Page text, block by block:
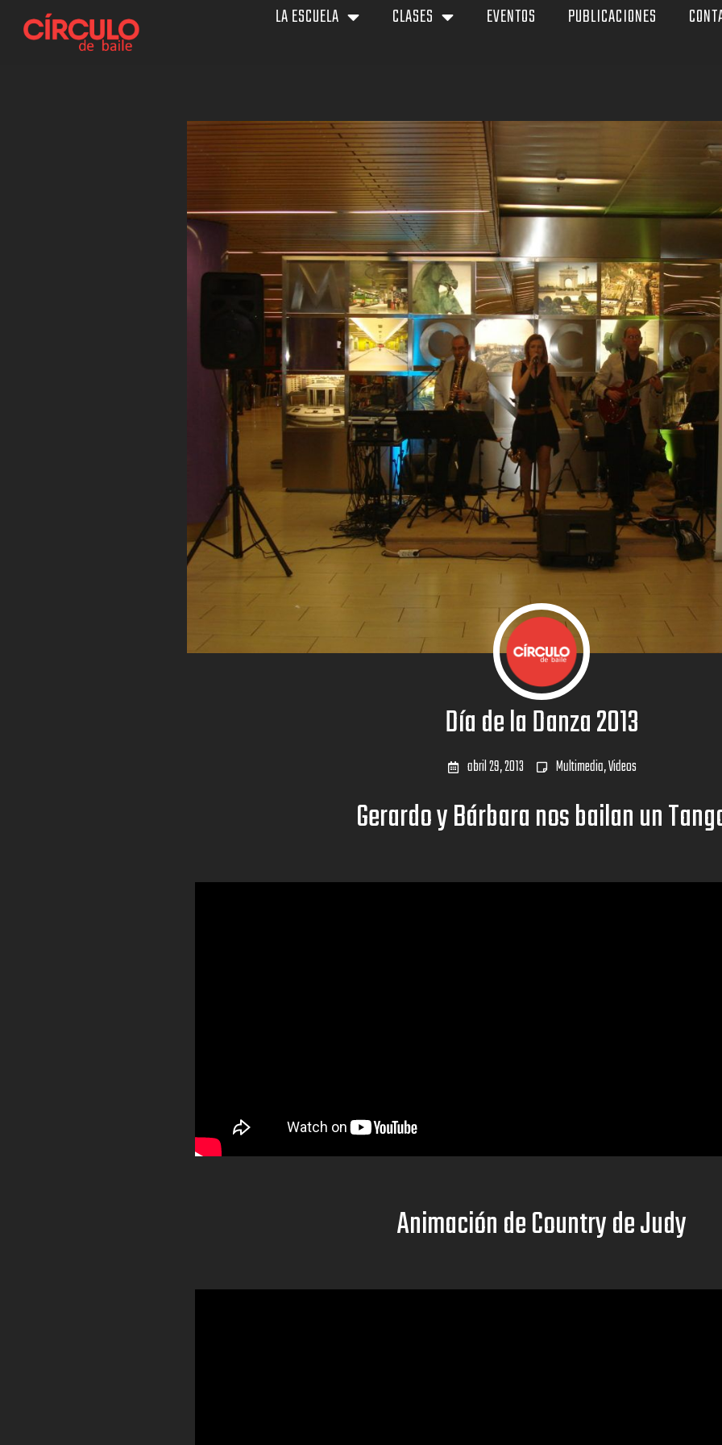
LA ESCUELA CLASES EVENTOS PUBLICACIONES
Día de la Danza 2013
abril 29, 2013 Multimedia,Videos
Gerardo y Bárbara nos bailan un
Animación de Country de Judy